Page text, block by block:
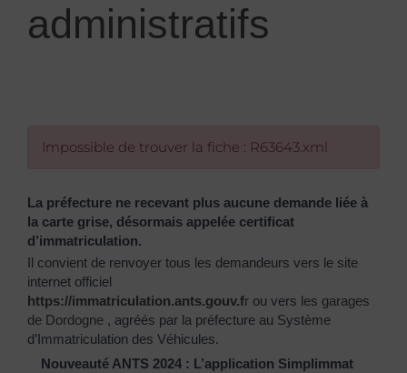
administratifs
Impossible de trouver la fiche : R63643.xml
La préfecture ne recevant plus aucune demande liée à
la carte grise, désormais appelée certificat
d’immatriculation.
Il convient de renvoyer tous les demandeurs vers le site
internet officiel
https://immatriculation.ants.gouv.fr ou vers les garages
de Dordogne , agréés par la préfecture au Système
d’Immatriculation des Véhicules.
Nouveauté ANTS 2024 : L’application Simplimmat